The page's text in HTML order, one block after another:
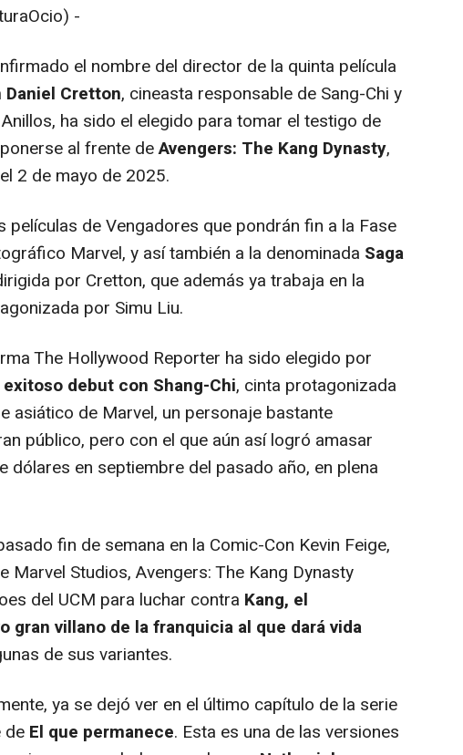
-
el nombre del director de la quinta película
Daniel Cretton, cineasta responsable de Sang-Chi y
ha sido el elegido para tomar el testigo de
al frente deAvengers: The Kang Dynasty,
2 de mayo de 2025.
películas de Vengadores que pondrán fin a la Fase
Marvel, y así también a la denominada Saga
por Cretton, que además ya trabaja en la
por Simu Liu.
The Hollywood Reporter ha sido elegido por
debut con Shang-Chi, cinta protagonizada
asiático de Marvel, un personaje bastante
público, pero con el que aún así logró amasar
dólares en septiembre del pasado año, en plena
fin de semana en la Comic-Con Kevin Feige,
Marvel Studios, Avengers: The Kang Dynasty
del UCM para luchar contra Kang, el
gran villano de la franquicia al que dará vida
de sus variantes.
ya se dejó ver en el último capítulo de la serie
de El que permanece. Esta es una de las versiones